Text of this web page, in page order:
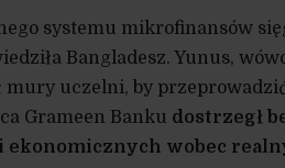
systemu mikrofinansów
Bangladesz. Yunus,
mury uczelni, by
Grameen Banku dostrzegł
ekonomicznych wobec